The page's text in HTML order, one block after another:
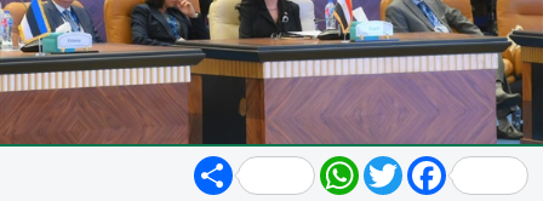
Share WhatsApp
TwitterFacebook